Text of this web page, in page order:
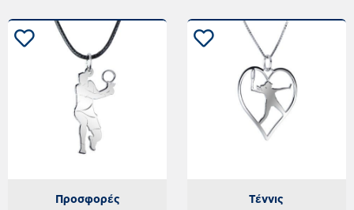
Προσφορές Τέννις